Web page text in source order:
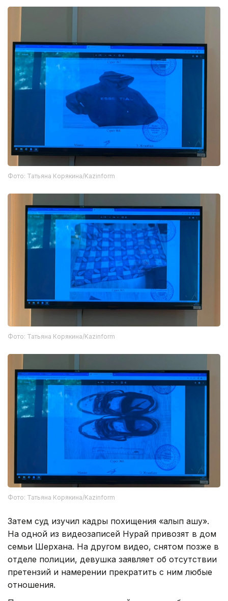
Фото: Татьяна Корякина/Kazinform
Фото: Татьяна Корякина/Kazinform
Фото: Татьяна Корякина/Kazinform
Затем суд изучил кадры похищения «алып қашу».
На одной из видеозаписей Нурай привозят в дом
семьи Шерхана. На другом видео, снятом позже в
отделе полиции, девушка заявляет об отсутствии
претензий и намерении прекратить с ним любые
отношения.